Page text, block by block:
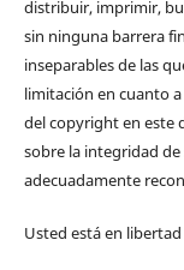
distribuir, imprimir,
sin ninguna barrera
inseparables de las
limitación en cuanto
del copyright en este
sobre la integridad
adecuadamente
Usted está en